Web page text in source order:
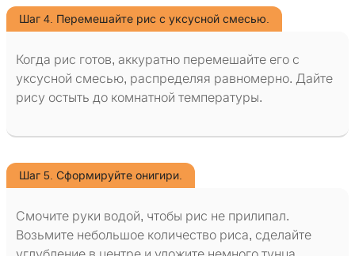
Шаг 4. Перемешайте рис с уксусной смесью.
Когда рис готов, аккуратно перемешайте его с
уксусной смесью, распределяя равномерно. Дайте
рису остыть до комнатной температуры.
Шаг 5. Сформируйте онигири.
Смочите руки водой, чтобы рис не прилипал.
Возьмите небольшое количество риса, сделайте